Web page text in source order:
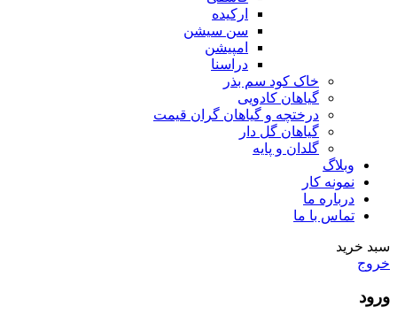
ارکیده
سن سیشن
امپیشن
دراسنا
خاک کود سم بذر
گیاهان کادویی
درختچه و گیاهان گران قیمت
گیاهان گل دار
گلدان و پایه
وبلاگ
نمونه کار
درباره ما
تماس با ما
سبد خرید
خروج
ورود